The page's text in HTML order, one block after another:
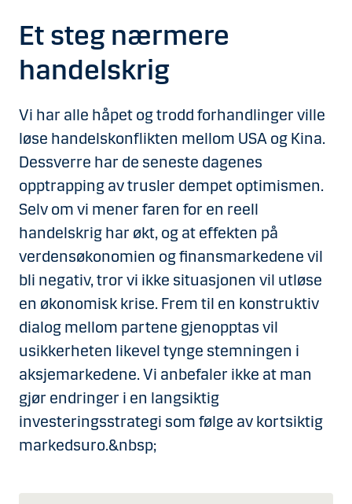
Et steg nærmere
handelskrig
Vi har alle håpet og trodd forhandlinger ville
løse handelskonflikten mellom USA og Kina.
Dessverre har de seneste dagenes
opptrapping av trusler dempet optimismen.
Selv om vi mener faren for en reell
handelskrig har økt, og at effekten på
verdensøkonomien og finansmarkedene vil
bli negativ, tror vi ikke situasjonen vil utløse
en økonomisk krise. Frem til en konstruktiv
dialog mellom partene gjenopptas vil
usikkerheten likevel tynge stemningen i
aksjemarkedene. Vi anbefaler ikke at man
gjør endringer i en langsiktig
investeringsstrategi som følge av kortsiktig
markedsuro.&nbsp;